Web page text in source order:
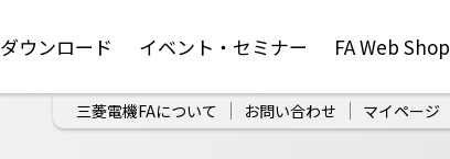
ダウンロード イベント・セミナー FA Web Shop
三菱電機FAについて お問い合わせ マイページ